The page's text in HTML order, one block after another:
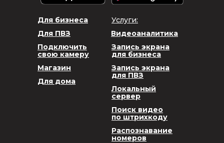
Запись экрана
для ПВЗ
Запись экрана
для бизнеса
Локальный
сервер
Поиск видео
по штрихкоду
Распознавание
номеров
Видеоаналитика
Услуги:
Для бизнеса
Магазин
Для ПВЗ
Подключить
свою камеру
Для дома